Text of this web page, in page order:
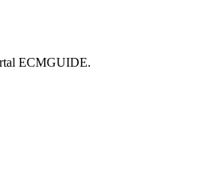
ECMGUIDE.